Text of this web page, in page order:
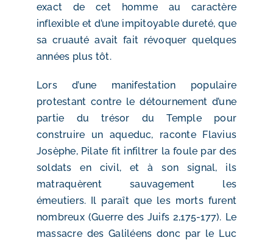
exact de cet homme au caractère
inflexible et d’une impitoyable dureté, que
sa cruauté avait fait révoquer quelques
années plus tôt.
​Lors d’une manifestation populaire
protestant contre le détournement d’une
partie du trésor du Temple pour
construire un aqueduc, raconte Flavius
Josèphe, Pilate fit infiltrer la foule par des
soldats en civil, et à son signal, ils
matraquèrent sauvagement les
émeutiers. Il paraît que les morts furent
nombreux (Guerre des Juifs 2,175-177). Le
massacre des Galiléens donc par le Luc